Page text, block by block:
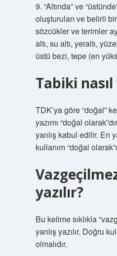
9. “Altında” ve
oluşturulan ve belirli
sözcükler ve terimler
altı, su altı, yeraltı,
üstü bezi, tepe (en
Tabiki nasıl
TDK’ya göre “doğal”
yazımı “doğal
yanlış kabul edilir. En
kullanım “doğal
yazılır?
Bu kelime sıklıkla
yanlış yazılır. Doğru
olmalıdır.